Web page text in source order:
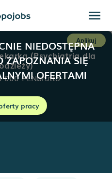
menu
NIEDOSTĘPNA
ZAPOZNANIA SIĘ
OFERTAMI
pracy
Aplikuj
(Psychiatria dla
000PLNbrutto